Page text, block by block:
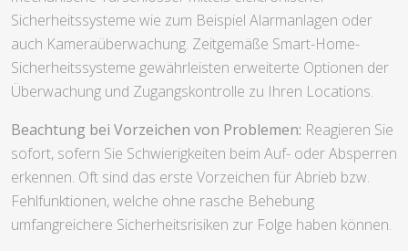
Sicherheitssysteme wie zum Beispiel Alarmanlagen oder
auch Kameraüberwachung. Zeitgemäße Smart-Home-
Sicherheitssysteme gewährleisten erweiterte Optionen der
Überwachung und Zugangskontrolle zu Ihren Locations.
Beachtung bei Vorzeichen von Problemen: Reagieren Sie
sofort, sofern Sie Schwierigkeiten beim Auf- oder Absperren
erkennen. Oft sind das erste Vorzeichen für Abrieb bzw.
Fehlfunktionen, welche ohne rasche Behebung
umfangreichere Sicherheitsrisiken zur Folge haben können.